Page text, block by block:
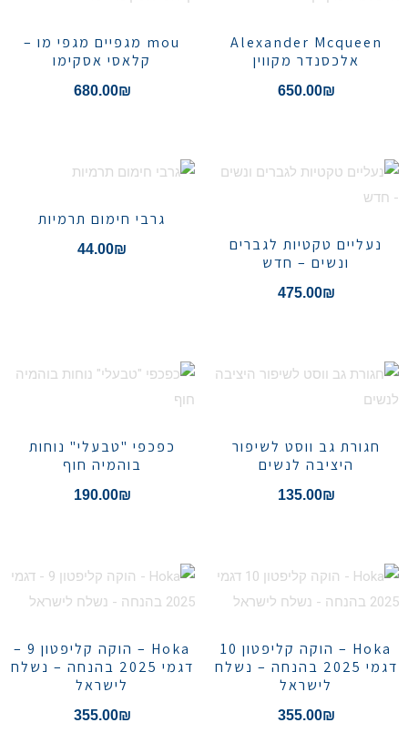
Alexander Mcqueen
אלכסנדר מקווין
650.00₪
mou מגפיים מגפי מו –
קלאסי אסקימו
680.00₪
נעליים טקטיות לגברים
ונשים – חדש
475.00₪
גרבי חימום תרמיות
44.00₪
חגורת גב ווסט לשיפור
היציבה לנשים
135.00₪
כפכפי "טבעלי" נוחות
בוהמיה חוף
190.00₪
Hoka – הוקה קליפטון 10
דגמי 2025 בהנחה – נשלח
לישראל
355.00₪
Hoka – הוקה קליפטון 9 –
דגמי 2025 בהנחה – נשלח
לישראל
355.00₪